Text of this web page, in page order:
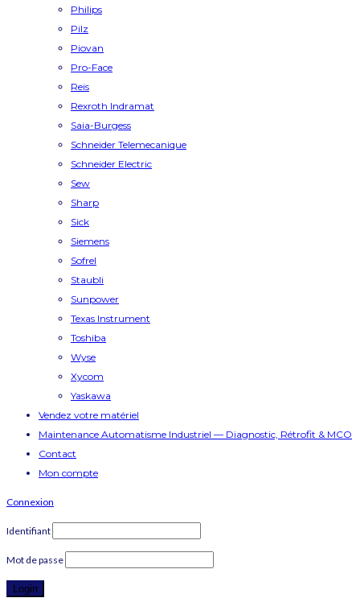
Philips
Pilz
Piovan
Pro-Face
Reis
Rexroth Indramat
Saia-Burgess
Schneider Telemecanique
Schneider Electric
Sew
Sharp
Sick
Siemens
Sofrel
Staubli
Sunpower
Texas Instrument
Toshiba
Wyse
Xycom
Yaskawa
Vendez votre matériel
Maintenance Automatisme Industriel — Diagnostic, Rétrofit & MCO
Contact
Mon compte
Connexion
Identifiant
Mot de passe